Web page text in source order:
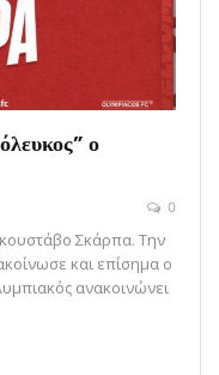
ο
0
Σκάρπα. Την
και επίσημα ο
ανακοινώνει